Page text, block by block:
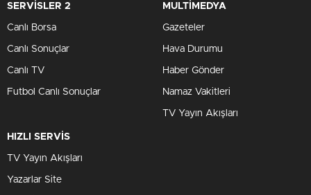
SERVİSLER 2
Canlı Borsa
Canlı Sonuçlar
Canlı TV
Futbol Canlı Sonuçlar
MULTİMEDYA
Gazeteler
Hava Durumu
Haber Gönder
Namaz Vakitleri
TV Yayın Akışları
HIZLI SERVİS
TV Yayın Akışları
Yazarlar Site